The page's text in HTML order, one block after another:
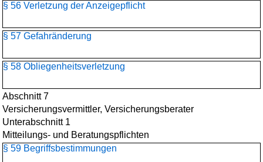
§ 56 Verletzung der Anzeigepflicht
§ 57 Gefahränderung
§ 58 Obliegenheitsverletzung
Abschnitt 7
Versicherungsvermittler, Versicherungsberater
Unterabschnitt 1
Mitteilungs- und Beratungspflichten
§ 59 Begriffsbestimmungen